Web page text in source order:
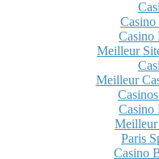
Casino
Meilleur
Meilleur
Casino
Paris
Casino